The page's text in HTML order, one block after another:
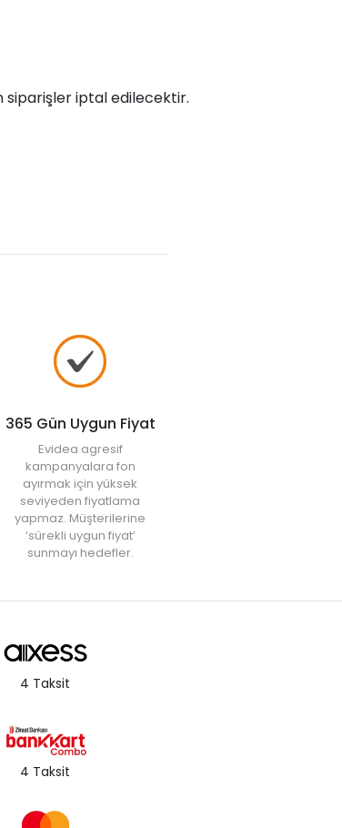
siparişler iptal edilecektir.
365 Gün Uygun Fiyat
Evidea agresif
kampanyalara fon
ayırmak için yüksek
seviyeden fiyatlama
yapmaz. Müşterilerine
‘sürekli uygun fiyat’
sunmayı hedefler.
4 Taksit
4 Taksit